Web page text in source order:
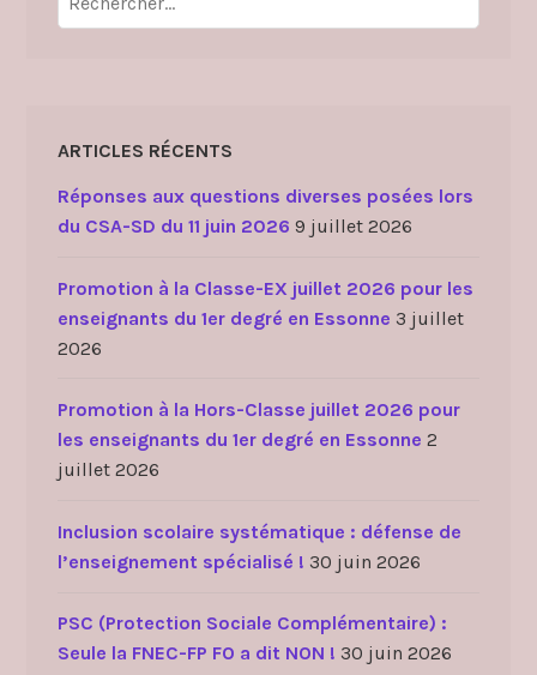
ARTICLES RÉCENTS
Réponses aux questions diverses posées lors
du CSA-SD du 11 juin 2026 9 juillet 2026
Promotion à la Classe-EX juillet 2026 pour les
enseignants du 1er degré en Essonne 3 juillet
2026
Promotion à la Hors-Classe juillet 2026 pour
les enseignants du 1er degré en Essonne 2
juillet 2026
Inclusion scolaire systématique : défense de
l’enseignement spécialisé ! 30 juin 2026
PSC (Protection Sociale Complémentaire) :
Seule la FNEC-FP FO a dit NON ! 30 juin 2026